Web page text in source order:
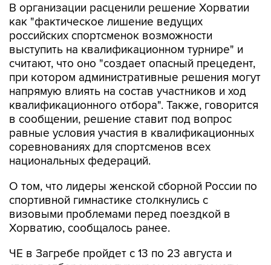
В организации расценили решение Хорватии
как "фактическое лишение ведущих
российских спортсменок возможности
выступить на квалификационном турнире" и
считают, что оно "создает опасный прецедент,
при котором административные решения могут
напрямую влиять на состав участников и ход
квалификационного отбора". Также, говорится
в сообщении, решение ставит под вопрос
равные условия участия в квалификационных
соревнованиях для спортсменов всех
национальных федераций.
О том, что лидеры женской сборной России по
спортивной гимнастике столкнулись с
визовыми проблемами перед поездкой в
Хорватию, сообщалось ранее.
ЧЕ в Загребе пройдет с 13 по 23 августа и